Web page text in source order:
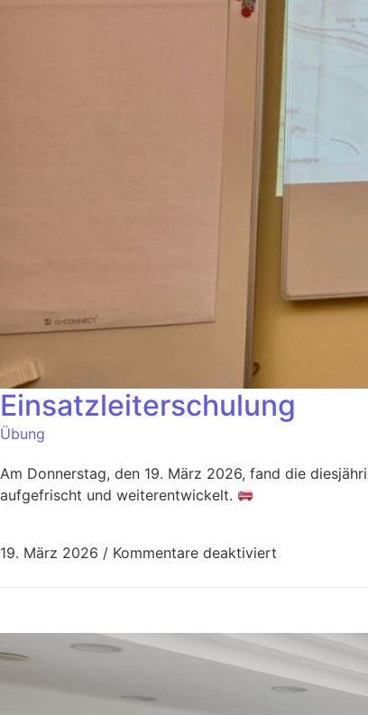
Einsatzleiterschulung
Übung
Am Donnerstag, den 19. März 2026, fand die
aufgefrischt und weiterentwickelt.
19. März 2026 / Kommentare deaktiviert